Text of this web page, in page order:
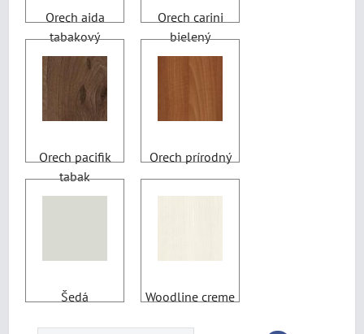
Orech aida
tabakový
Orech carini
bielený
Orech pacifik
tabak
Orech prírodný
Šedá Woodline creme